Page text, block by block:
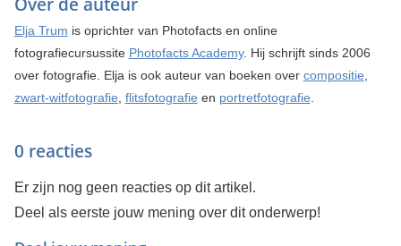
Elja Trum is oprichter van Photofacts en online
fotografiecursussite Photofacts Academy. Hij schrijft sinds 2006
over fotografie. Elja is ook auteur van boeken over compositie
zwart-witfotografie flitsfotografie en portretfotografie
0 reacties
Er zijn nog geen reacties op dit artikel.
Deel als eerste jouw mening over dit onderwerp!